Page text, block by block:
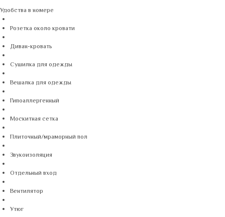
Удобства в номере
Розетка около кровати
Диван-кровать
Сушилка для одежды
Вешалка для одежды
Гипоаллергенный
Москитная сетка
Плиточный/мраморный пол
Звукоизоляция
Отдельный вход
Вентилятор
Утюг